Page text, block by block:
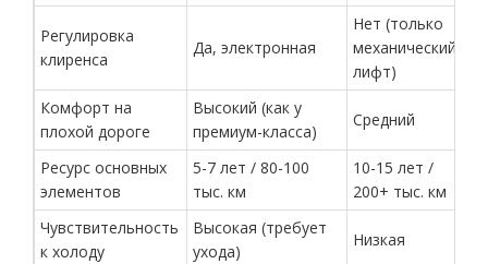
Регулировка
клиренса
Да, электронная
Нет (только
механический
лифт)
Комфорт на
плохой дороге
Высокий (как у
премиум-класса)
Средний
Ресурс основных
элементов
5-7 лет / 80-100
тыс. км
10-15 лет /
200+ тыс. км
Чувствительность
к холоду
Высокая (требует
ухода)
Низкая